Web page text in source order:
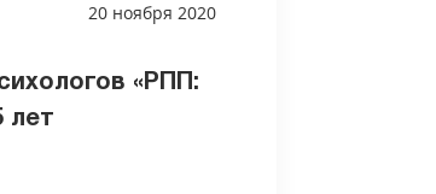
20 ноября 2020
«РПП:
лет